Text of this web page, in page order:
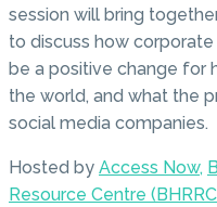
session will bring
to discuss how
be a positive change for
the world, and what the
social media companies.
Hosted by Access Now,
Resource Centre